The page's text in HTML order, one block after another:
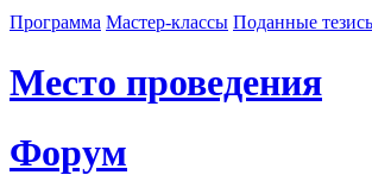
Программа Мастер-классы Поданные
Место проведения
Форум